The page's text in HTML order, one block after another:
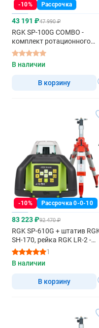
-10% Рассрочка
43 191 ₽47 990 ₽
RGK SP-100G COMBO -
комплект ротационного
нивелира с раздвижным
штативом
В наличии
В корзину
-10% Рассрочка 0-0-10
83 223 ₽92 470 ₽
RGK SP-610G + штатив
SH-170, рейка RGK LR-2 -
ротационный нивелир с
зеленым лучом
1
В наличии
В корзину